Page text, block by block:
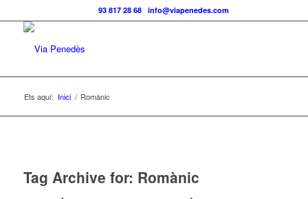
Telf.:93 817 28 68 |info@viapenedes.com
Ets aquí: Inici / Romànic
Tag Archive for: Romànic